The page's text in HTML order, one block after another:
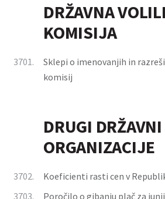
DRŽAVNA
KOMISIJA
3701.
Sklepi o imenovanjih in
komisij
DRUGI
ORGANIZACIJE
3702.
Koeficienti rasti cen v
3703.
Poročilo o gibanju plač za